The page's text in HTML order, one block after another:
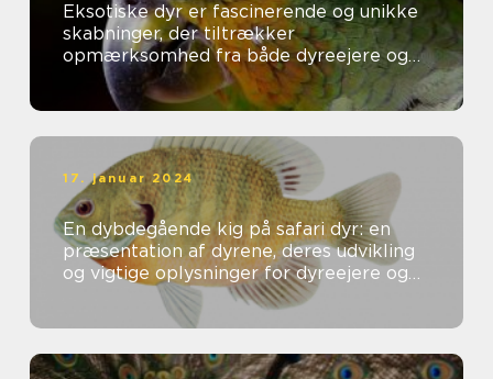
Eksotiske dyr er fascinerende og unikke
skabninger, der tiltrækker
opmærksomhed fra både dyreejere og
dyreelskere over hele verden
17. januar 2024
En dybdegående kig på safari dyr: en
præsentation af dyrene, deres udvikling
og vigtige oplysninger for dyreejere og
dyreelskere